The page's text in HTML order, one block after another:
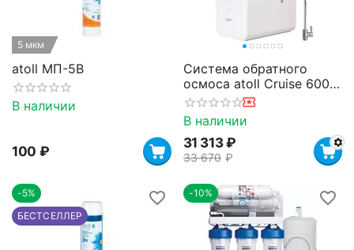
5 мкм
atoll МП-5В
В наличии
‍100‍ ₽
Система обратного
осмоса atoll Cruise 600m
(A-5500mp)
В наличии
31 313 ₽
33 670 ₽
-5%
БЕСТСЕЛЛЕР
-10%